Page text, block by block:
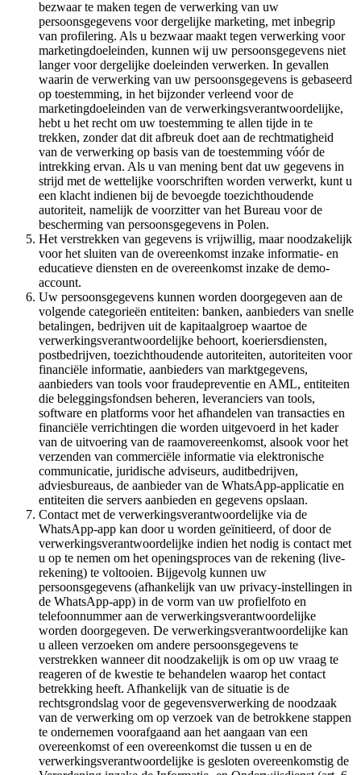
bezwaar te maken tegen de verwerking van uw
persoonsgegevens voor dergelijke marketing, met inbegrip
van profilering. Als u bezwaar maakt tegen verwerking voor
marketingdoeleinden, kunnen wij uw persoonsgegevens niet
langer voor dergelijke doeleinden verwerken. In gevallen
waarin de verwerking van uw persoonsgegevens is gebaseerd
op toestemming, in het bijzonder verleend voor de
marketingdoeleinden van de verwerkingsverantwoordelijke,
hebt u het recht om uw toestemming te allen tijde in te
trekken, zonder dat dit afbreuk doet aan de rechtmatigheid
van de verwerking op basis van de toestemming vóór de
intrekking ervan. Als u van mening bent dat uw gegevens in
strijd met de wettelijke voorschriften worden verwerkt, kunt u
een klacht indienen bij de bevoegde toezichthoudende
autoriteit, namelijk de voorzitter van het Bureau voor de
bescherming van persoonsgegevens in Polen.
Het verstrekken van gegevens is vrijwillig, maar noodzakelijk
voor het sluiten van de overeenkomst inzake informatie- en
educatieve diensten en de overeenkomst inzake de demo-
account.
Uw persoonsgegevens kunnen worden doorgegeven aan de
volgende categorieën entiteiten: banken, aanbieders van snelle
betalingen, bedrijven uit de kapitaalgroep waartoe de
verwerkingsverantwoordelijke behoort, koeriersdiensten,
postbedrijven, toezichthoudende autoriteiten, autoriteiten voor
financiële informatie, aanbieders van marktgegevens,
aanbieders van tools voor fraudepreventie en AML, entiteiten
die beleggingsfondsen beheren, leveranciers van tools,
software en platforms voor het afhandelen van transacties en
financiële verrichtingen die worden uitgevoerd in het kader
van de uitvoering van de raamovereenkomst, alsook voor het
verzenden van commerciële informatie via elektronische
communicatie, juridische adviseurs, auditbedrijven,
adviesbureaus, de aanbieder van de WhatsApp-applicatie en
entiteiten die servers aanbieden en gegevens opslaan.
Contact met de verwerkingsverantwoordelijke via de
WhatsApp-app kan door u worden geïnitieerd, of door de
verwerkingsverantwoordelijke indien het nodig is contact met
u op te nemen om het openingsproces van de rekening (live-
rekening) te voltooien. Bijgevolg kunnen uw
persoonsgegevens (afhankelijk van uw privacy-instellingen in
de WhatsApp-app) in de vorm van uw profielfoto en
telefoonnummer aan de verwerkingsverantwoordelijke
worden doorgegeven. De verwerkingsverantwoordelijke kan
u alleen verzoeken om andere persoonsgegevens te
verstrekken wanneer dit noodzakelijk is om op uw vraag te
reageren of de kwestie te behandelen waarop het contact
betrekking heeft. Afhankelijk van de situatie is de
rechtsgrondslag voor de gegevensverwerking de noodzaak
van de verwerking om op verzoek van de betrokkene stappen
te ondernemen voorafgaand aan het aangaan van een
overeenkomst of een overeenkomst die tussen u en de
verwerkingsverantwoordelijke is gesloten overeenkomstig de